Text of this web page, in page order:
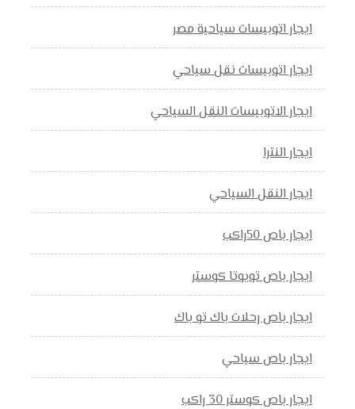
ايجار اتوبيسات سياحية مصر
ايجار اتوبيسات نقل سياحي
ايجار الاتوبيسات النقل السياحي
ايجار النترا
ايجار النقل السياحي
ايجار باص 50راكب
ايجار باص تويوتا كوستر
ايجار باص رحلات باك تو باك
ايجار باص سياحي
ايجار باص كوستر 30 راكب